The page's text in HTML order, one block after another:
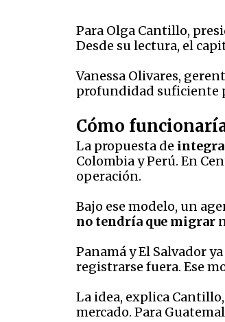
Para Olga Cantillo,
Desde su lectura, el
Vanessa Olivares,
profundidad suficiente
Cómo
La propuesta de
Colombia y Perú. En
operación.
Bajo ese modelo, un
no tendría que migrar
Panamá y El Salvador
registrarse fuera. Ese
La idea, explica Cantillo,
mercado. Para